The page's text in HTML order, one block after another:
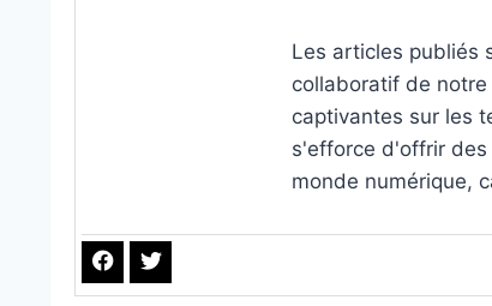
Les articles publiés
collaboratif de
captivantes sur les
s'efforce d'offrir des
monde numérique,